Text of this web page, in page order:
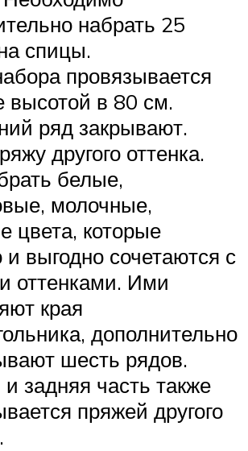
набрать 25
спицы.
провязывается
высотой в 80 см.
ряд закрывают.
другого оттенка.
белые,
молочные,
цвета, которые
и выгодно сочетаются с
оттенками. Ими
края
дополнительно
шесть рядов.
задняя часть также
пряжей другого